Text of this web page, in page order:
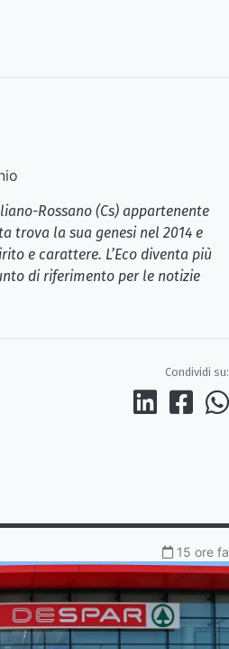
Rossano (Cs) appartenente
trova la sua genesi nel 2014 e
e carattere. L’Eco diventa più
di riferimento per le notizie
Condividi su:
15 ore fa